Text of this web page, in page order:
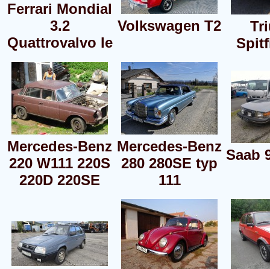
Ferrari Mondial
3.2
Quattrovalvo le
Volkswagen T2
Mercedes-Benz
220 W111 220S
220D 220SE
Mercedes-Benz
280 280SE typ
111
Saab